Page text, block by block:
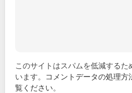
このサイトはスパムを低減する
います。 コメントデータの処理
覧ください。